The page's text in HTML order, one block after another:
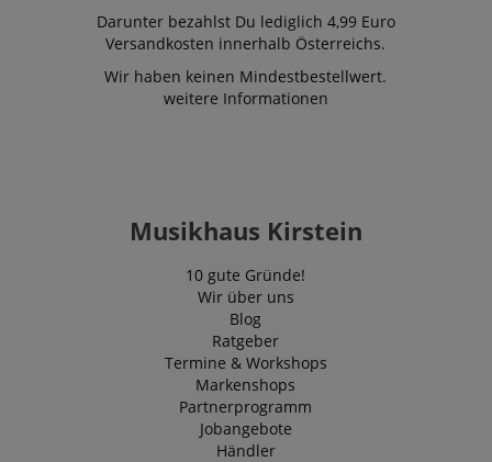
Darunter bezahlst Du lediglich 4,99 Euro
Versandkosten innerhalb Österreichs.
Wir haben keinen Mindestbestellwert.
weitere Informationen
Musikhaus Kirstein
10 gute Gründe!
Wir über uns
Blog
Ratgeber
Termine & Workshops
Markenshops
Partnerprogramm
Jobangebote
Händler